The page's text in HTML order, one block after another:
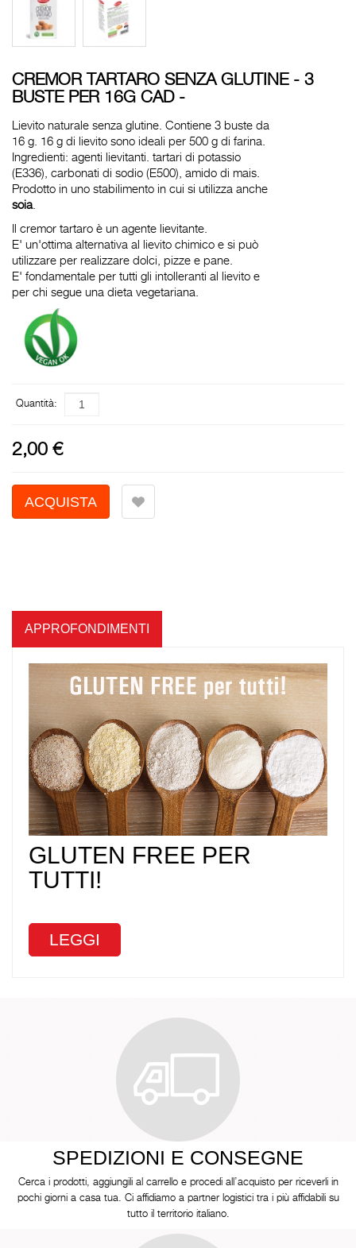
CREMOR TARTARO SENZA GLUTINE - 3
BUSTE PER 16G CAD -
Lievito naturale senza glutine. Contiene 3 buste da
16 g. 16 g di lievito sono ideali per 500 g di farina.
Ingredienti: agenti lievitanti. tartari di potassio
(E336), carbonati di sodio (E500), amido di mais.
Prodotto in uno stabilimento in cui si utilizza anche
soia.
Il cremor tartaro è un agente lievitante.
E' un'ottima alternativa al lievito chimico e si può
utilizzare per realizzare dolci, pizze e pane.
E' fondamentale per tutti gli intolleranti al lievito e
per chi segue una dieta vegetariana.
Quantità:
2,00 €
APPROFONDIMENTI
GLUTEN FREE PER
TUTTI!
LEGGI
SPEDIZIONI E CONSEGNE
Cerca i prodotti, aggiungili al carrello e procedi all’acquisto per riceverli in
pochi giorni a casa tua. Ci affidiamo a partner logistici tra i più affidabili su
tutto il territorio italiano.